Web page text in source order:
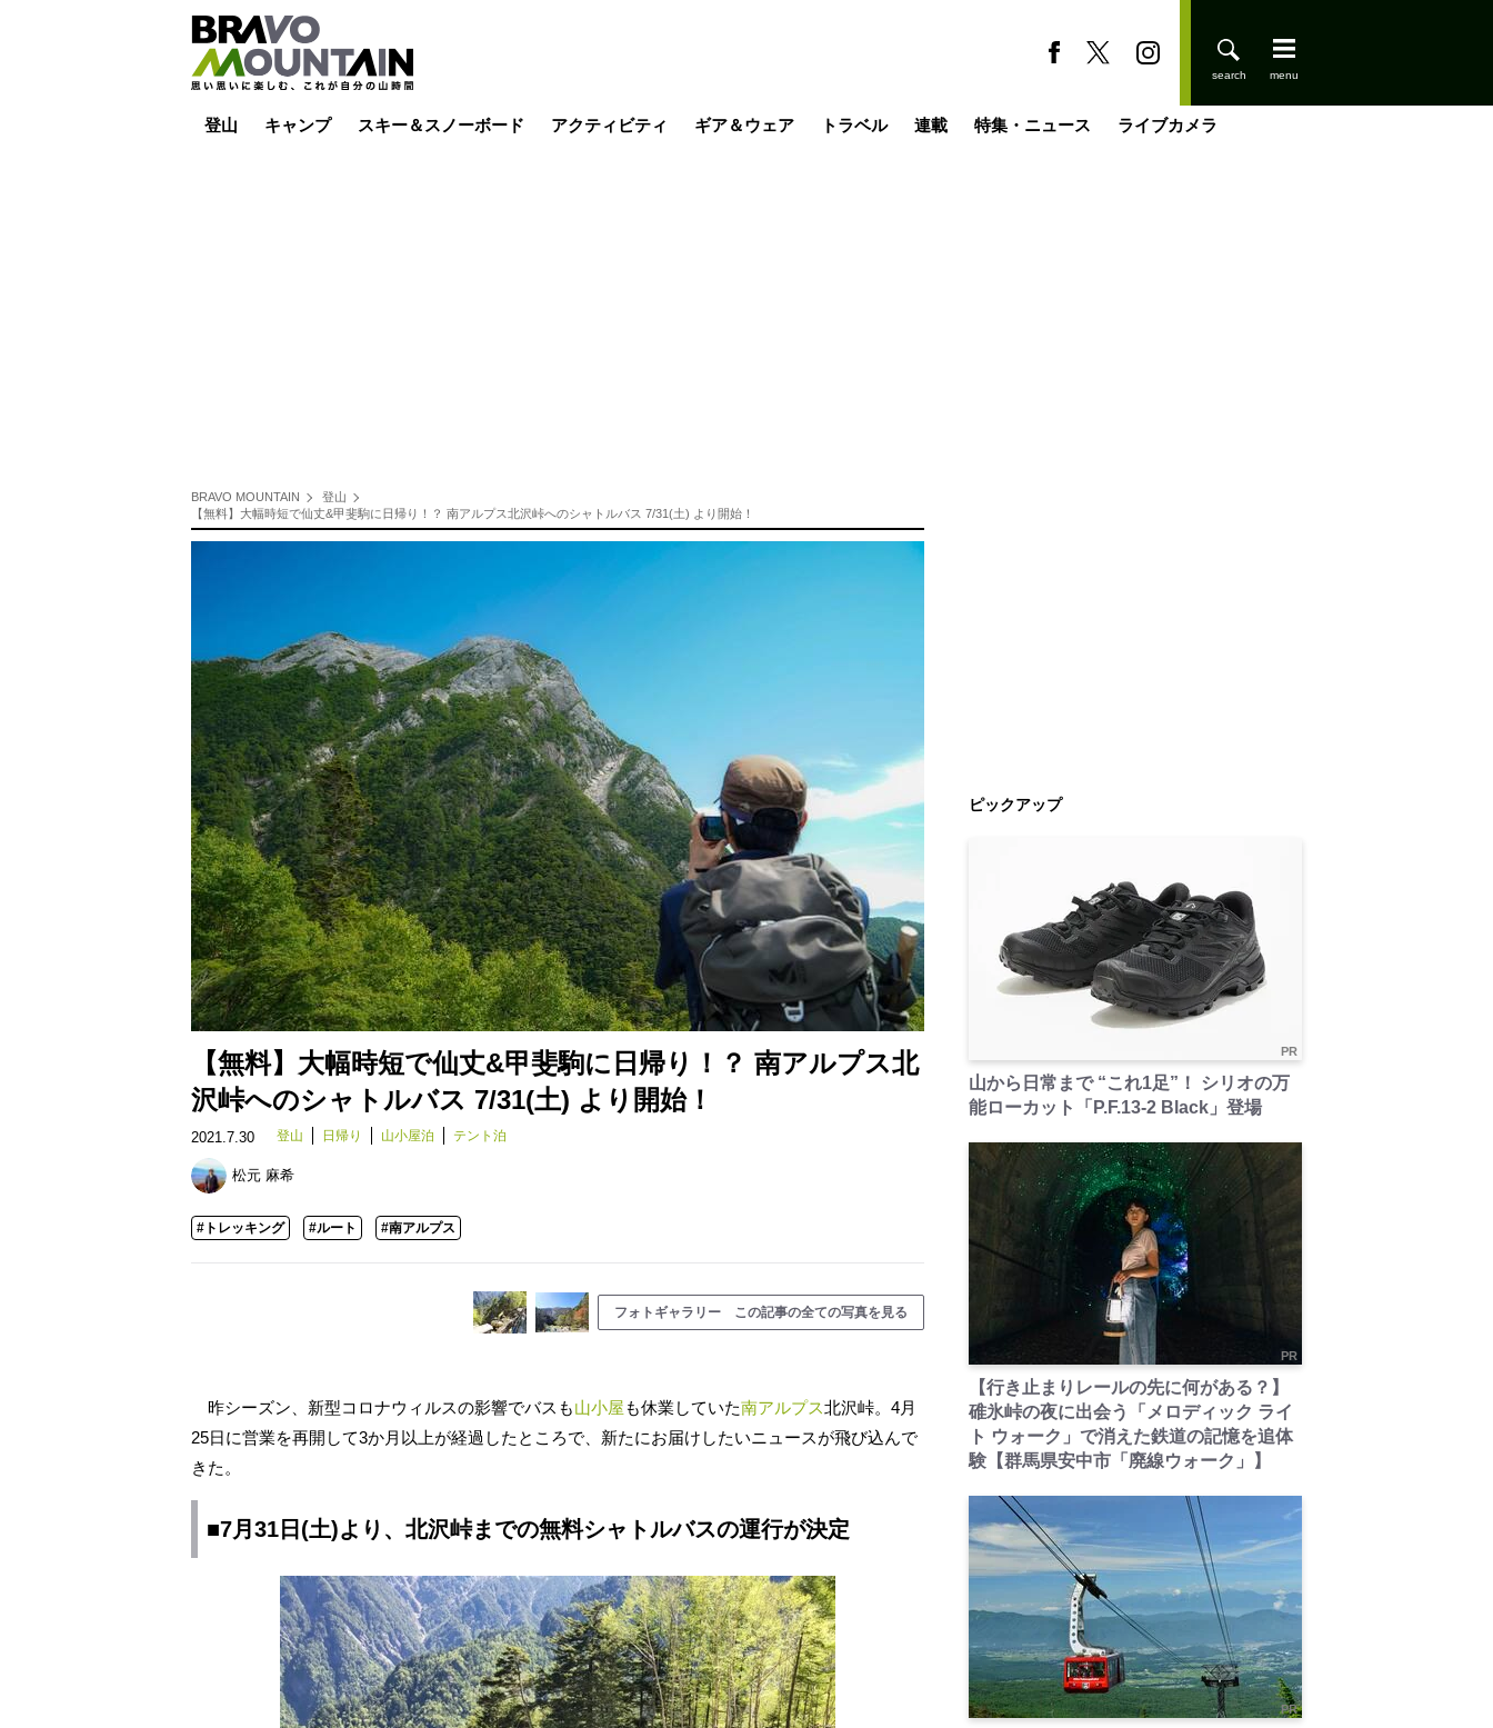
登山 キャンプ スキー＆スノーボード アクティビティ ギア＆ウェア トラベル 連載 特集・ニュース ライブカメラ
BRAVO MOUNTAIN
登山
【無料】大幅時短で仙丈&甲斐駒に日帰り！？ 南アルプス北沢峠へのシャトルバス 7/31(土) より開始！
【無料】大幅時短で仙丈&甲斐駒に日帰り！？ 南アルプス北
沢峠へのシャトルバス 7/31(土) より開始！
2021.7.30 登山 日帰り 山小屋泊 テント泊
松元 麻希
#トレッキング #ルート #南アルプス
フォトギャラリー この記事の全ての写真を見る
昨シーズン、新型コロナウィルスの影響でバスも山小屋も休業していた南アルプス北沢峠。4月
25日に営業を再開して3か月以上が経過したところで、新たにお届けしたいニュースが飛び込んで
きた。
■7月31日(土)より、北沢峠までの無料シャトルバスの運行が決定
ピックアップ
PR
山から日常まで “これ1足”！ シリオの万
能ローカット「P.F.13-2 Black」登場
PR
【行き止まりレールの先に何がある？】
碓氷峠の夜に出会う「メロディック ライ
ト ウォーク」で消えた鉄道の記憶を追体
験【群馬県安中市「廃線ウォーク」】
PR